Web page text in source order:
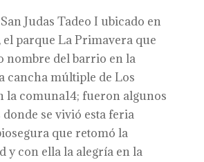
Judas Tadeo I ubicado en
el parque La Primavera que
nombre del barrio en la
cancha múltiple de Los
la comuna14; fueron algunos
se vivió esta feria
que retomó la
y con ella la alegría en la